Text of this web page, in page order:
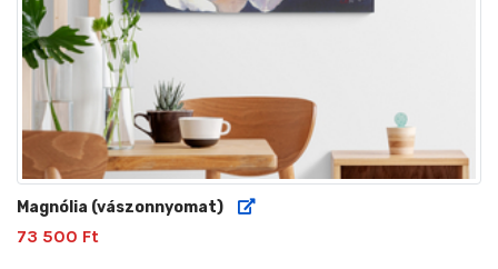
Magnólia (vászonnyomat)
73 500 Ft